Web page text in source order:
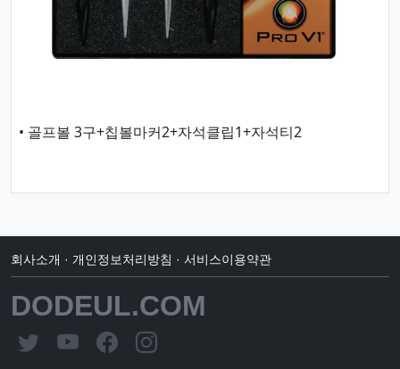
• 골프볼 3구+칩볼마커2+자석클립1+자석티2
회사소개 · 개인정보처리방침 · 서비스이용약관
DODEUL.COM